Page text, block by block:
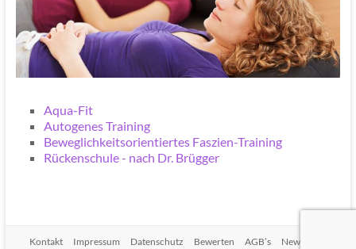
Aqua-Fit
Autogenes Training
Beweglichkeitsorientiertes Faszien-Training
Rückenschule - nach Dr. Brügger
Kontakt Impressum Datenschutz Bewerten AGB’s Newsletter